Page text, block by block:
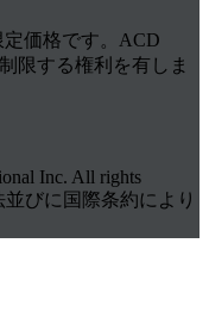
価格です。ACD
限する権利を有しま
Inc. All rights
並びに国際条約により